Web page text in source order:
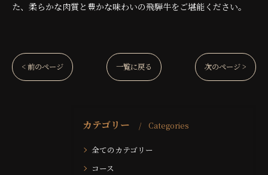
た、柔らかな肉質と豊かな味わいの飛騨牛をご堪能ください。
< 前のページ 一覧に戻る 次のページ >
カテゴリー Categories
全てのカテゴリー
コース